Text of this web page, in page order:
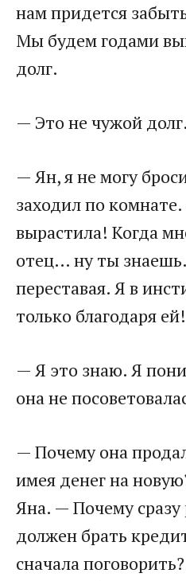
нам придется
Мы будем годами
долг.
— Это не чужой
— Ян, я не могу
заходил по
вырастила! Когда
отец… ну ты
переставая. Я в
только благодаря ей!
— Я это знаю. Я
она не
— Почему она
имея денег на
Яна. — Почему
должен брать
сначала